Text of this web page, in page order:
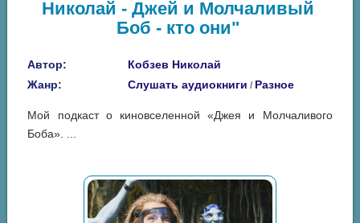
Николай - Джей и Молчаливый
Боб - кто они"
Автор:
Кобзев Николай
Жанр:
Слушать аудиокниги / Разное
Мой подкаст о киновселенной «Джея и Молчаливого
Боба». ...